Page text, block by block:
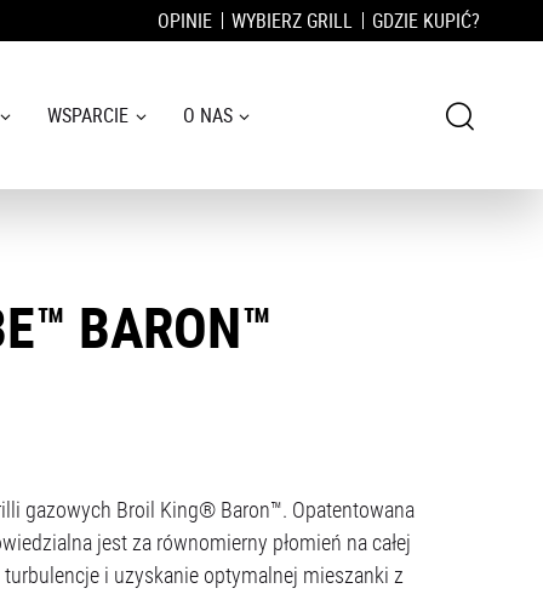
OPINIE WYBIERZ GRILL GDZIE KUPIĆ?
WSPARCIE O NAS
BARON™
gazowych Broil King® Baron™. Opatentowana
jest za równomierny płomień na całej
i uzyskanie optymalnej mieszanki z